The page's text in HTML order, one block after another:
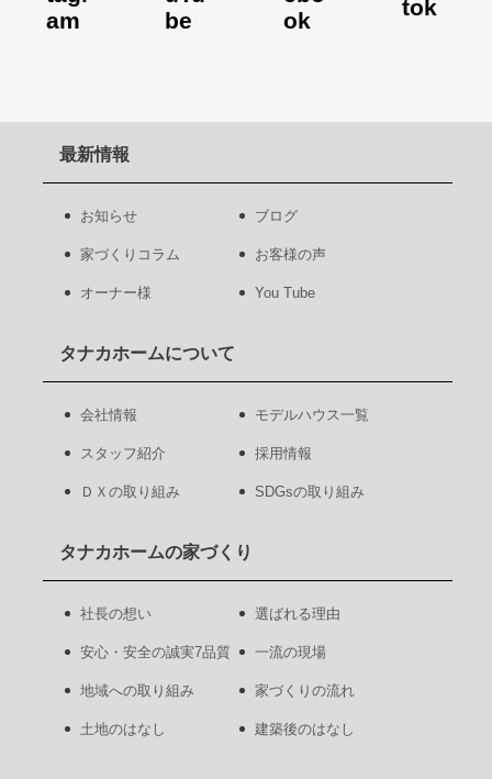
最新情報
お知らせ ブログ
家づくりコラム お客様の声
オーナー様 You Tube
タナカホームについて
会社情報 モデルハウス一覧
スタッフ紹介 採用情報
ＤＸの取り組み SDGsの取り組み
タナカホームの家づくり
社長の想い 選ばれる理由
安心・安全の誠実7品質 一流の現場
地域への取り組み 家づくりの流れ
土地のはなし 建築後のはなし